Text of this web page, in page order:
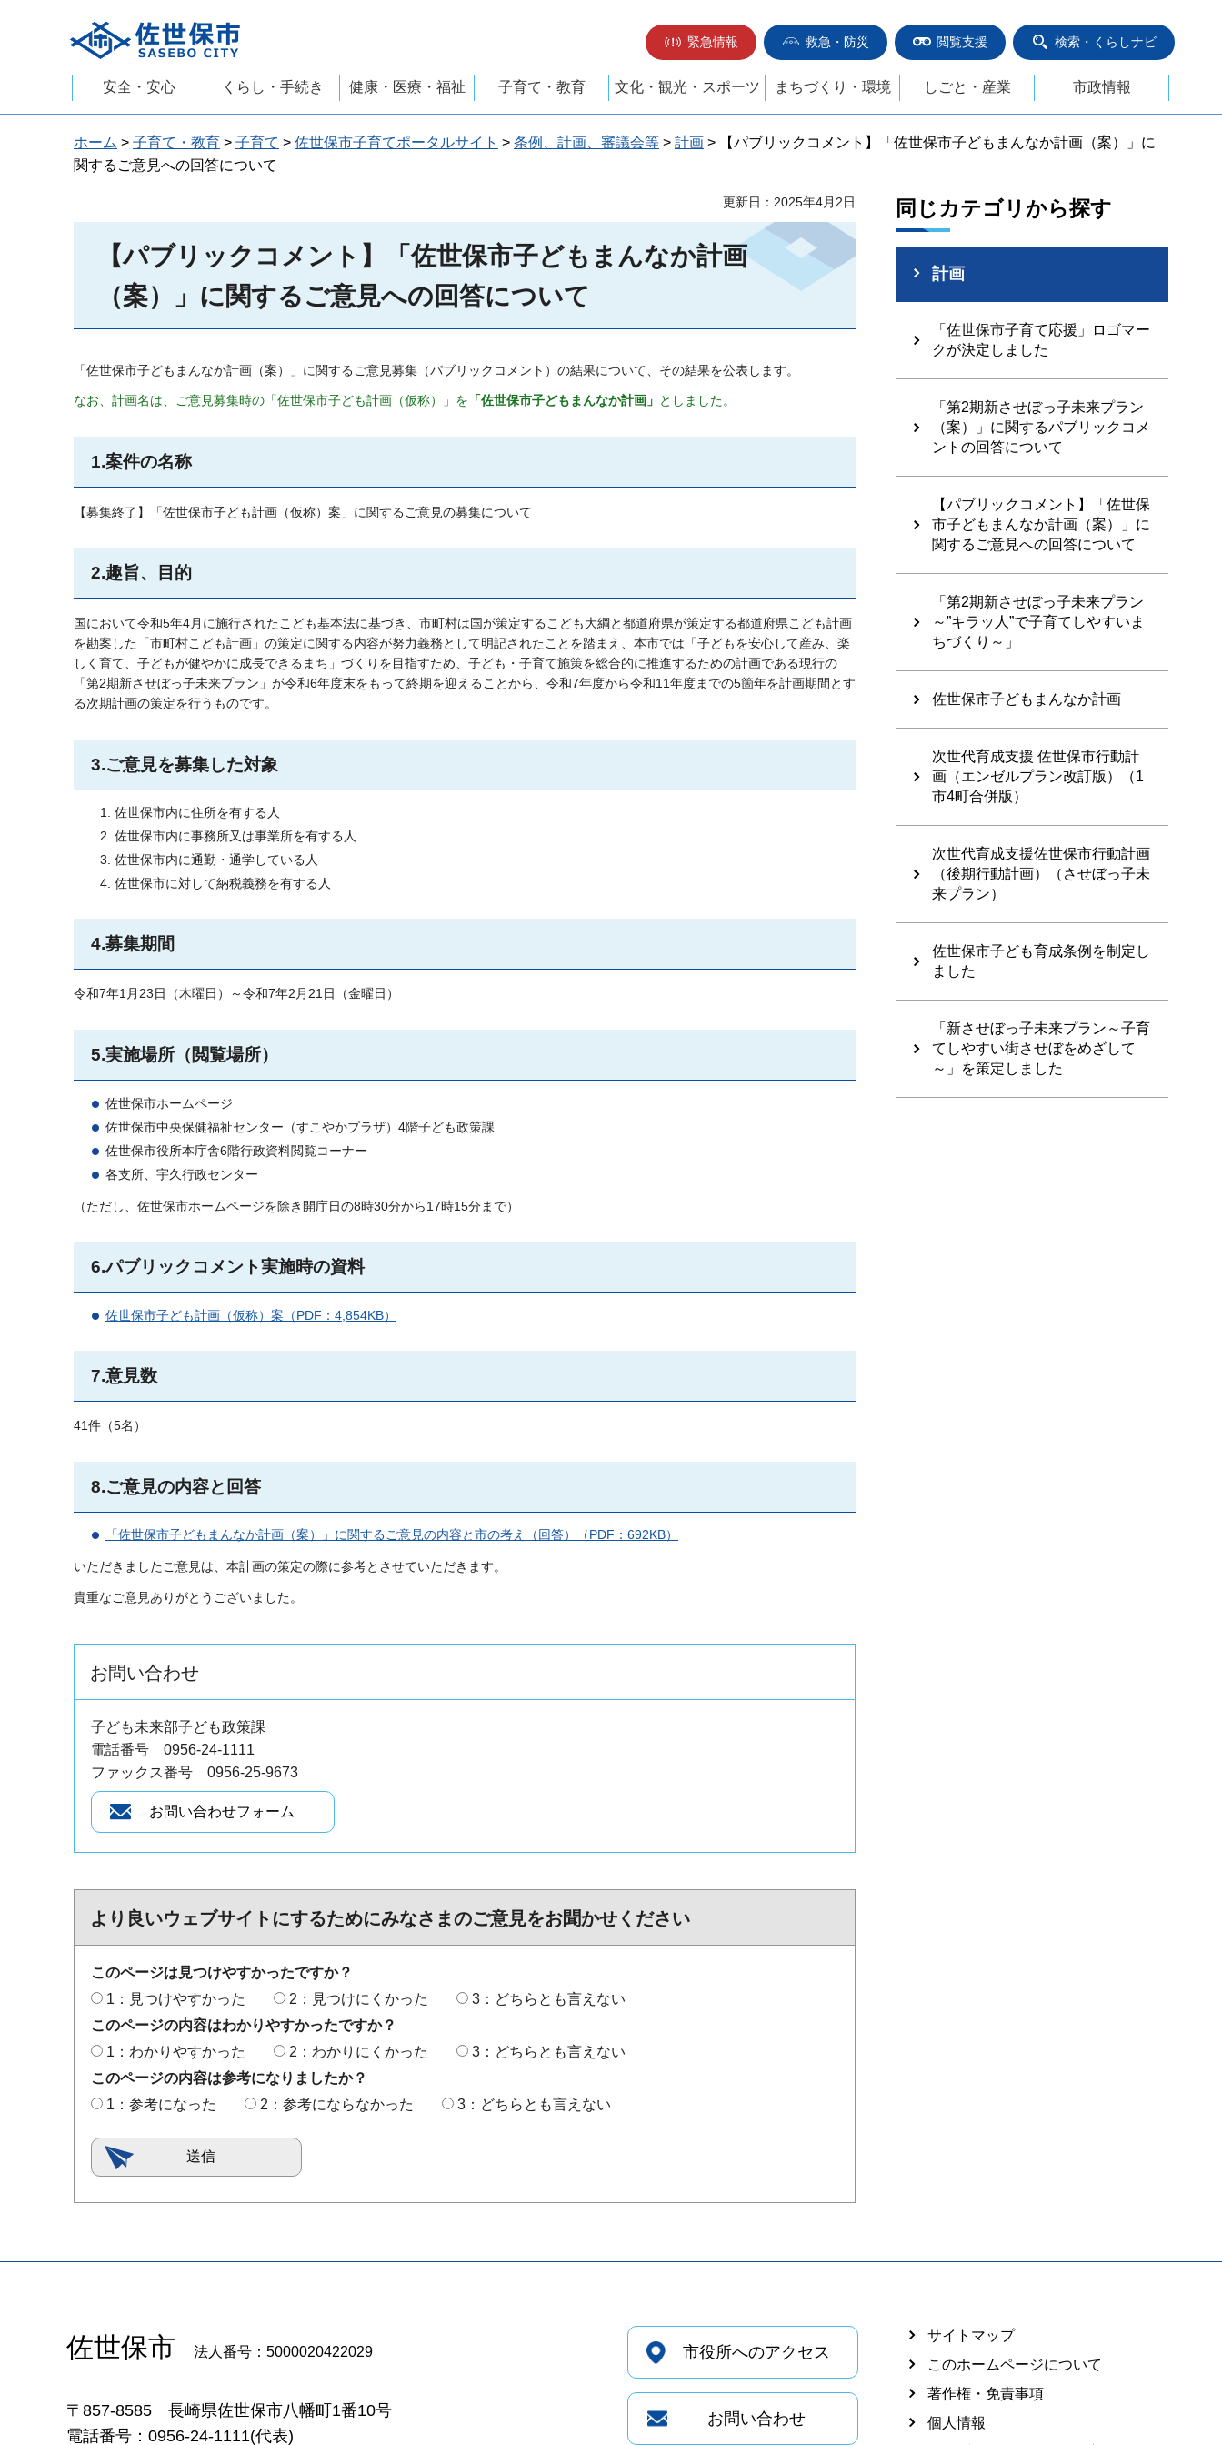
佐世保市
緊急情報
救急・防災 閲覧支援 検索・くらしナビ
安全・安心 くらし・手続き 健康・医療・福祉 子育て・教育 文化・観光・スポーツ まちづくり・環境 しごと・産業 市政情報
ホーム > 子育て・教育 > 子育て > 佐世保市子育てポータルサイト > 条例、計画、審議会等 > 計画 > 【パブリックコメント】「佐世保市子どもまんなか計画（案）」に
関するご意見への回答について
更新日：2025年4月2日
【パブリックコメント】「佐世保市子どもまんなか計画
（案）」に関するご意見への回答について
「佐世保市子どもまんなか計画（案）」に関するご意見募集（パブリックコメント）の結果について、その結果を公表します。
なお、計画名は、ご意見募集時の「佐世保市子ども計画（仮称）」を 「佐世保市子どもまんなか計画」 としました。
1.案件の名称
【募集終了】「佐世保市子ども計画（仮称）案」に関するご意見の募集について
2.趣旨、目的
国において令和5年4月に施行されたこども基本法に基づき、市町村は国が策定するこども大綱と都道府県が策定する都道府県こども計画
を勘案した「市町村こども計画」の策定に関する内容が努力義務として明記されたことを踏まえ、本市では「子どもを安心して産み、楽
しく育て、子どもが健やかに成長できるまち」づくりを目指すため、子ども・子育て施策を総合的に推進するための計画である現行の
「第2期新させぼっ子未来プラン」が令和6年度末をもって終期を迎えることから、令和7年度から令和11年度までの5箇年を計画期間とす
る次期計画の策定を行うものです。
3.ご意見を募集した対象
佐世保市内に住所を有する人
佐世保市内に事務所又は事業所を有する人
佐世保市内に通勤・通学している人
佐世保市に対して納税義務を有する人
4.募集期間
令和7年1月23日（木曜日）～令和7年2月21日（金曜日）
5.実施場所（閲覧場所）
佐世保市ホームページ
佐世保市中央保健福祉センター（すこやかプラザ）4階子ども政策課
佐世保市役所本庁舎6階行政資料閲覧コーナー
各支所、宇久行政センター
（ただし、佐世保市ホームページを除き開庁日の8時30分から17時15分まで）
6.パブリックコメント実施時の資料
佐世保市子ども計画（仮称）案（PDF：4,854KB）
7.意見数
41件（5名）
8.ご意見の内容と回答
「佐世保市子どもまんなか計画（案）」に関するご意見の内容と市の考え（回答）（PDF：692KB）
いただきましたご意見は、本計画の策定の際に参考とさせていただきます。
貴重なご意見ありがとうございました。
お問い合わせ
子ども未来部子ども政策課
電話番号 0956-24-1111
ファックス番号 0956-25-9673
より良いウェブサイトにするためにみなさまのご意見をお聞かせください
このページは見つけやすかったですか？
1：見つけやすかった
2：見つけにくかった
3：どちらとも言えない
このページの内容はわかりやすかったですか？
1：わかりやすかった
2：わかりにくかった
3：どちらとも言えない
このページの内容は参考になりましたか？
1：参考になった
2：参考にならなかった 3：どちらとも言えない
同じカテゴリから探す
計画
「佐世保市子育て応援」ロゴマー
クが決定しました
「第2期新させぼっ子未来プラン
（案）」に関するパブリックコメ
ントの回答について
【パブリックコメント】「佐世保
市子どもまんなか計画（案）」に
関するご意見への回答について
「第2期新させぼっ子未来プラン
～”キラッ人”で子育てしやすいま
ちづくり～」
佐世保市子どもまんなか計画
次世代育成支援 佐世保市行動計
画（エンゼルプラン改訂版）（1
市4町合併版）
次世代育成支援佐世保市行動計画
（後期行動計画）（させぼっ子未
来プラン）
佐世保市子ども育成条例を制定し
ました
「新させぼっ子未来プラン～子育
てしやすい街させぼをめざして
～」を策定しました
佐世保市 法人番号：5000020422029
〒857-8585 長崎県佐世保市八幡町1番10号
電話番号：0956-24-1111(代表)
市役所へのアクセス
お問い合わせ
サイトマップ
このホームページについて
著作権・免責事項
個人情報